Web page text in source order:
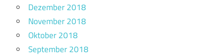
Dezember 2018
November 2018
Oktober 2018
September 2018